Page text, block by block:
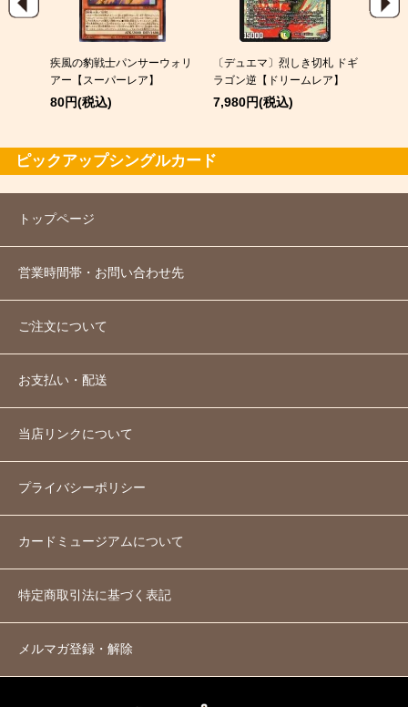
疾風の豹戦士パンサーウォリ
アー【スーパーレア】
80円(税込)
〔デュエマ〕烈しき切札 ドギ
ラゴン逆【ドリームレア】
7,980円(税込)
ピックアップシングルカード
トップページ
営業時間帯・お問い合わせ先
ご注文について
お支払い・配送
当店リンクについて
プライバシーポリシー
カードミュージアムについて
特定商取引法に基づく表記
メルマガ登録・解除